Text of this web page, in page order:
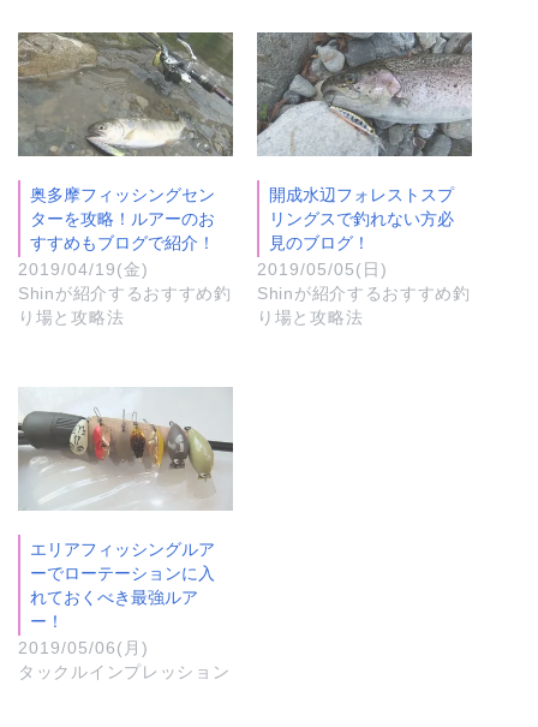
奥多摩フィッシングセン
ターを攻略！ルアーのお
すすめもブログで紹介！
2019/04/19(金)
Shinが紹介するおすすめ釣
り場と攻略法
開成水辺フォレストスプ
リングスで釣れない方必
見のブログ！
2019/05/05(日)
Shinが紹介するおすすめ釣
り場と攻略法
エリアフィッシングルア
ーでローテーションに入
れておくべき最強ルア
ー！
2019/05/06(月)
タックルインプレッション